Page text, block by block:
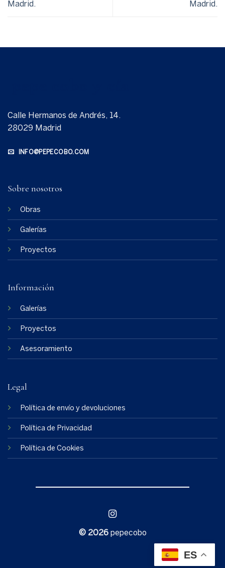
Madrid.
Madrid.
Calle Hermanos de Andrés, 14.
28029 Madrid
INFO@PEPECOBO.COM
Sobre nosotros
Obras
Galerías
Proyectos
Información
Galerías
Proyectos
Asesoramiento
Legal
Política de envío y devoluciones
Política de Privacidad
Política de Cookies
© 2026pepecobo
ES